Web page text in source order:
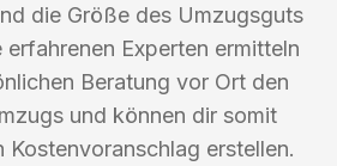
die Größe des Umzugsguts
erfahrenen Experten ermitteln
Beratung vor Ort den
und können dir somit
Kostenvoranschlag erstellen.